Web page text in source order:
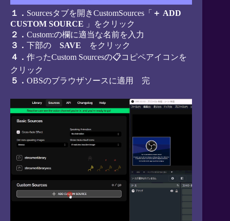
１． Sourcesタブを開きCustomSources「 ＋ ADD
CUSTOM SOURCE
」をクリック
２． Custom:の欄に適当な名前を入力
３． 下部の SAVE
をクリック
４． 作ったCustom Sourcesの📋コピペアイコンを
クリック
５． OBSのブラウザソースに適用 完